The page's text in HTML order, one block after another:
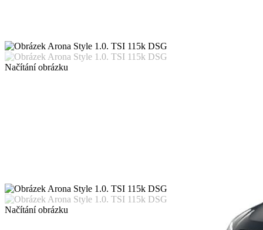
Načítání obrázku
Načítání obrázku